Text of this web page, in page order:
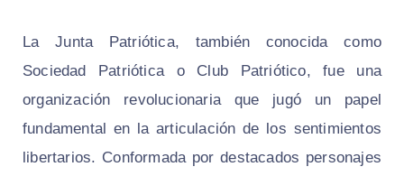
La Junta Patriótica, también conocida como
Sociedad Patriótica o Club Patriótico, fue una
organización revolucionaria que jugó un papel
fundamental en la articulación de los sentimientos
libertarios. Conformada por destacados personajes